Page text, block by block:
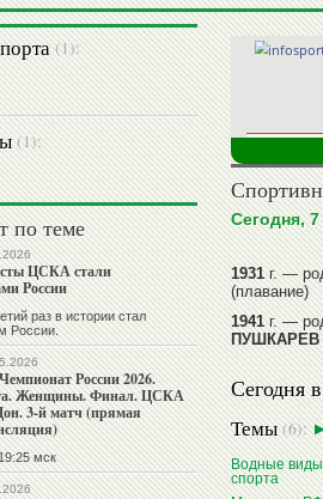
(1):
(1):
по теме
ЦСКА стали
России
раз в истории стал
России.
России 2026.
Женщины. Финал. ЦСКА
3-й матч (прямая
мск
Сегодня, 7
1931г. —
(плавание)
1941г. —
ПУШКАРЕВ
1947г. —
ИЛЬИНЫХ
1954г. —
ГАЗЗАЕВ
1956г. —
РЫБАКОВ
Сегодня
Темы(6):
Водные виды
спорта